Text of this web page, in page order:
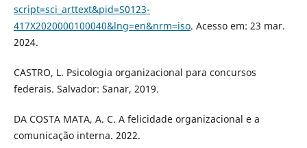
script=sci_arttext&pid=S0123-
417X2020000100040&lng=en&nrm=iso. Acesso em: 23 mar.
2024.
CASTRO, L. Psicologia organizacional para concursos
federais. Salvador: Sanar, 2019.
DA COSTA MATA, A. C. A felicidade organizacional e a
comunicação interna. 2022.